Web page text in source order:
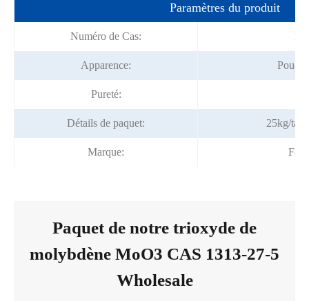
Paramètres du produit
Numéro de Cas:
Apparence:
Pureté:
Détails de paquet: 25kg/
Marque:
Paquet de notre trioxyde de
molybdène MoO3 CAS 1313-27-5
Wholesale